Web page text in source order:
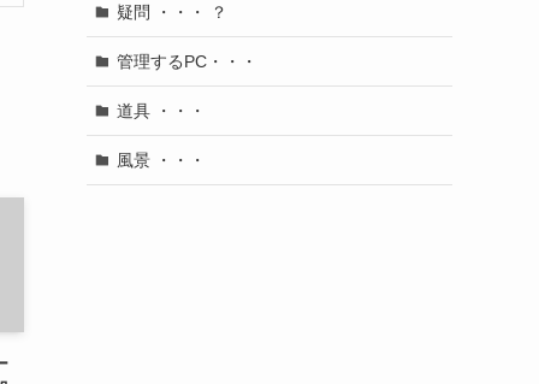
疑問 ・・・ ？
管理するPC・・・
道具 ・・・
風景 ・・・